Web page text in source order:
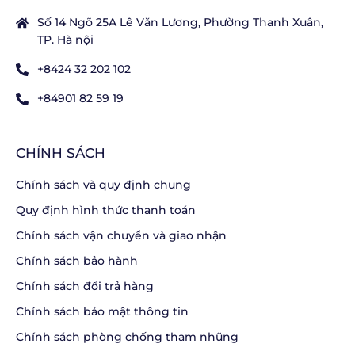
Số 14 Ngõ 25A Lê Văn Lương, Phường Thanh Xuân,
TP. Hà nội
+8424 32 202 102
+84901 82 59 19
CHÍNH SÁCH
Chính sách và quy định chung
Quy định hình thức thanh toán
Chính sách vận chuyển và giao nhận
Chính sách bảo hành
Chính sách đổi trả hàng
Chính sách bảo mật thông tin
Chính sách phòng chống tham nhũng